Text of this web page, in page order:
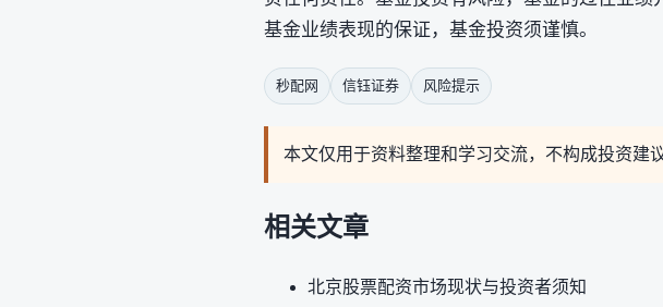
基金业绩表现的保证，基金投资须谨慎。
秒配网 信钰证券 风险提示
本文仅用于资料整理和学习交流，不构成投资建
相关文章
北京股票配资市场现状与投资者须知